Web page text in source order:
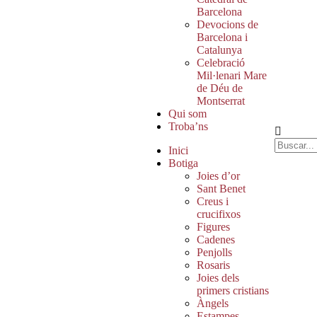
Barcelona
Devocions de
Barcelona i
Catalunya
Celebració
Mil·lenari Mare
de Déu de
Montserrat
Qui som
Troba’ns
Inici
Botiga
Joies d’or
Sant Benet
Creus i
crucifixos
Figures
Cadenes
Penjolls
Rosaris
Joies dels
primers cristians
Àngels